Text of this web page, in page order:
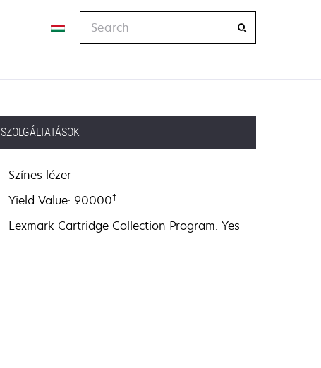
SZOLGÁLTATÁSOK
Színes lézer
Yield Value: 90000†
Lexmark Cartridge Collection Program: Yes